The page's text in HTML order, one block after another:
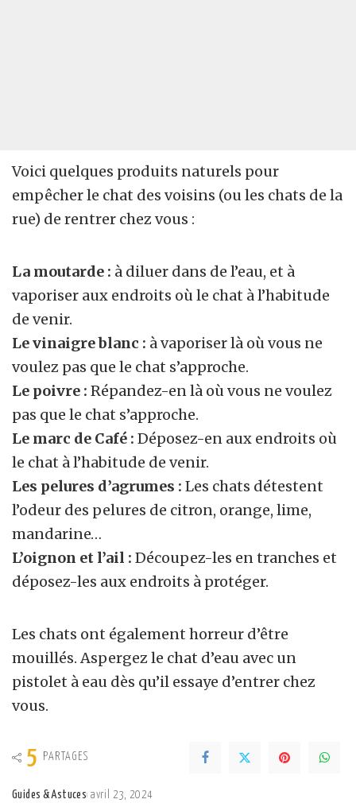
Voici quelques produits naturels pour
empêcher le chat des voisins (ou les chats de la
rue) de rentrer chez vous :
La moutarde : à diluer dans de l’eau, et à
vaporiser aux endroits où le chat à l’habitude
de venir.
Le vinaigre blanc : à vaporiser là où vous ne
voulez pas que le chat s’approche.
Le poivre : Répandez-en là où vous ne voulez
pas que le chat s’approche.
Le marc de Café : Déposez-en aux endroits où
le chat à l’habitude de venir.
Les pelures d’agrumes : Les chats détestent
l’odeur des pelures de citron, orange, lime,
mandarine…
L’oignon et l’ail : Découpez-les en tranches et
déposez-les aux endroits à protéger.
Les chats ont également horreur d’être
mouillés. Aspergez le chat d’eau avec un
pistolet à eau dès qu’il essaye d’entrer chez
vous.
5 PARTAGES
Guides & Astuces avril 23, 2024